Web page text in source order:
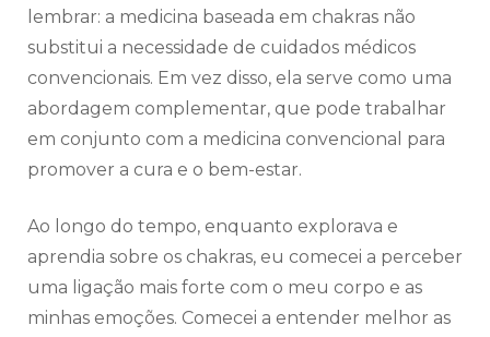
lembrar: a medicina baseada em chakras não
substitui a necessidade de cuidados médicos
convencionais. Em vez disso, ela serve como uma
abordagem complementar, que pode trabalhar
em conjunto com a medicina convencional para
promover a cura e o bem-estar.
Ao longo do tempo, enquanto explorava e
aprendia sobre os chakras, eu comecei a perceber
uma ligação mais forte com o meu corpo e as
minhas emoções. Comecei a entender melhor as